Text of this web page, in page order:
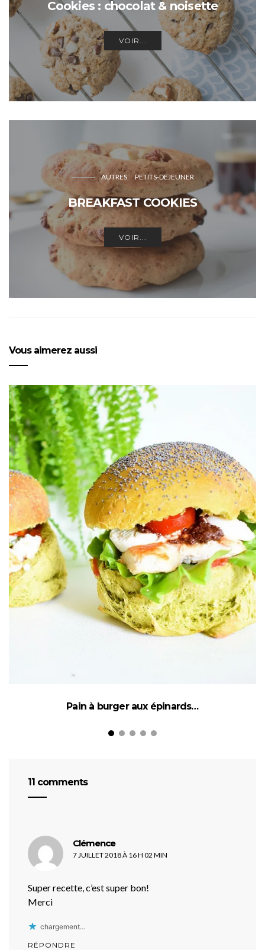
Cookies : chocolat & noisette
VOIR...
AUTRES PETITS-DEJEUNER
BREAKFAST COOKIES
VOIR...
Vous aimerez aussi
Pain à burger aux épinards…
11 comments
Clémencedit :
7 JUILLET 2018 À 16 H 02 MIN
Super recette, c’est super bon!
Merci
chargement…
RÉPONDRE